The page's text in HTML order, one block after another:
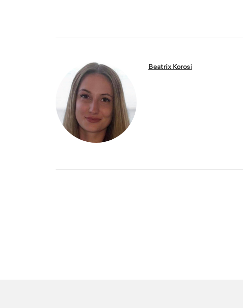
Beatrix Korosi